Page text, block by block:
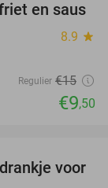
37%
en saus
8.9 star
Regulier €15
€9,50
52%
voor